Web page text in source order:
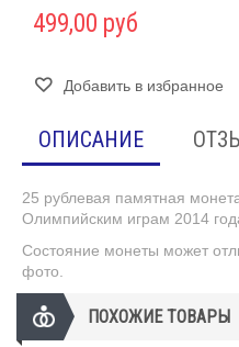
499,00 руб
Добавить в избранное
ОПИСАНИЕ
25 рублевая памятная
Олимпийским играм 2014
Состояние монеты может
фото.
ПОХОЖИЕ ТОВАРЫ